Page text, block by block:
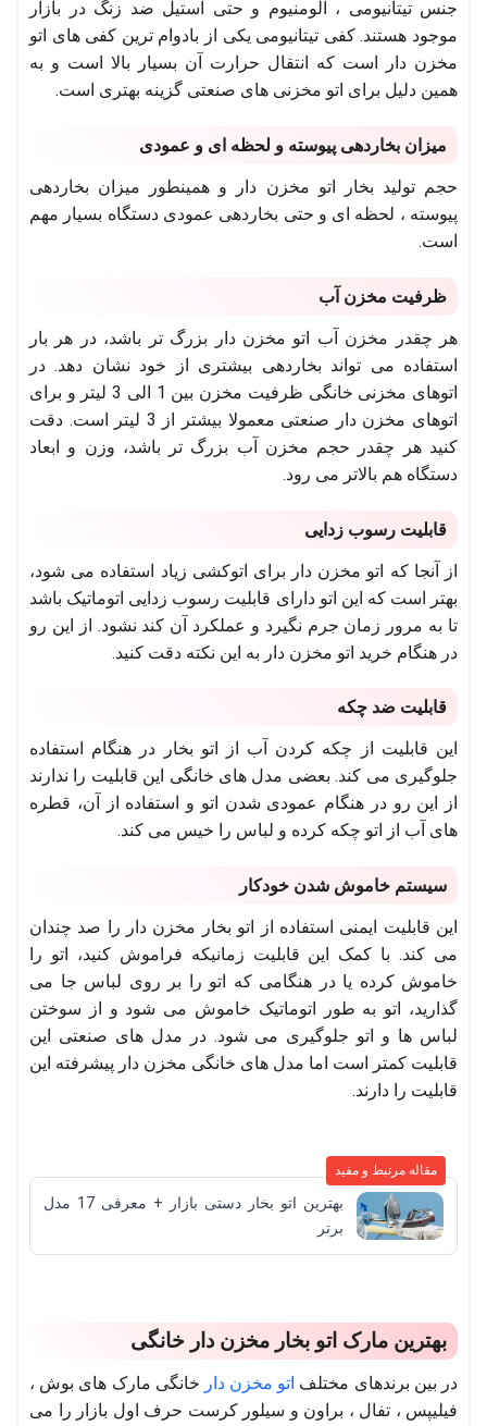
جنس تیتانیومی ، الومنیوم و حتی استیل ضد زنگ در بازار
موجود هستند. کفی تیتانیومی یکی از بادوام ترین کفی های اتو
مخزن دار است که انتقال حرارت آن بسیار بالا است و به
همین دلیل برای اتو مخزنی های صنعتی گزینه بهتری است.
میزان بخاردهی پیوسته و لحظه ای و عمودی
حجم تولید بخار اتو مخزن دار و همینطور میزان بخاردهی
پیوسته ، لحظه ای و حتی بخاردهی عمودی دستگاه بسیار مهم
است.
ظرفیت مخزن آب
هر چقدر مخزن آب اتو مخزن دار بزرگ تر باشد، در هر بار
استفاده می تواند بخاردهی بیشتری از خود نشان دهد. در
اتوهای مخزنی خانگی ظرفیت مخزن بین 1 الی 3 لیتر و برای
اتوهای مخزن دار صنعتی معمولا بیشتر از 3 لیتر است. دقت
کنید هر چقدر حجم مخزن آب بزرگ تر باشد، وزن و ابعاد
دستگاه هم بالاتر می رود.
قابلیت رسوب زدایی
از آنجا که اتو مخزن دار برای اتوکشی زیاد استفاده می شود،
بهتر است که این اتو دارای قابلیت رسوب زدایی اتوماتیک باشد
تا به مرور زمان جرم نگیرد و عملکرد آن کند نشود. از این رو
در هنگام خرید اتو مخزن دار به این نکته دقت کنید.
قابلیت ضد چکه
این قابلیت از چکه کردن آب از اتو بخار در هنگام استفاده
جلوگیری می کند. بعضی مدل های خانگی این قابلیت را ندارند
از این رو در هنگام عمودی شدن اتو و استفاده از آن، قطره
های آب از اتو چکه کرده و لباس را خیس می کند.
سیستم خاموش شدن خودکار
این قابلیت ایمنی استفاده از اتو بخار مخزن دار را صد چندان
می کند. با کمک این قابلیت زمانیکه فراموش کنید، اتو را
خاموش کرده یا در هنگامی که اتو را بر روی لباس جا می
گذارید، اتو به طور اتوماتیک خاموش می شود و از سوختن
لباس ها و اتو جلوگیری می شود. در مدل های صنعتی این
قابلیت کمتر است اما مدل های خانگی مخزن دار پیشرفته این
قابلیت را دارند.
مقاله مرتبط و مفید
بهترین اتو بخار دستی بازار + معرفی 17 مدل
برتر
بهترین مارک اتو بخار مخزن دار خانگی
در بین برندهای مختلف اتو مخزن دار خانگی مارک های بوش ،
فیلیپس ، تفال ، براون و سیلور کرست حرف اول بازار را می